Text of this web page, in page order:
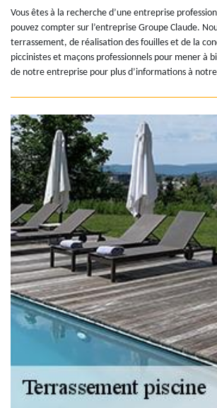
Vous êtes à la recherche d’une entreprise
pouvez compter sur l’entreprise Groupe Claude.
terrassement, de réalisation des fouilles et de la
piccinistes et maçons professionnels pour mener à
de notre entreprise pour plus d’informations à